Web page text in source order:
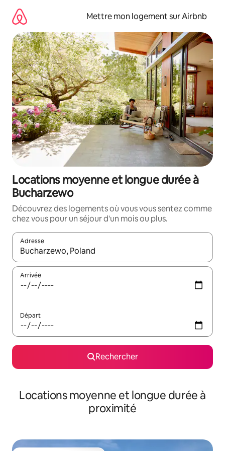
directement
contenu
Mettre mon logement sur Airbnb
Locations moyenne et longue durée à
Bucharzewo
Découvrez des logements où vous vous sentez comme
chez vous pour un séjour d'un mois ou plus.
Adresse
Lorsque les résultats s'affichent, utilisez les flèches vers le
Arrivée
Départ
Rechercher
Locations moyenne et longue durée à
proximité